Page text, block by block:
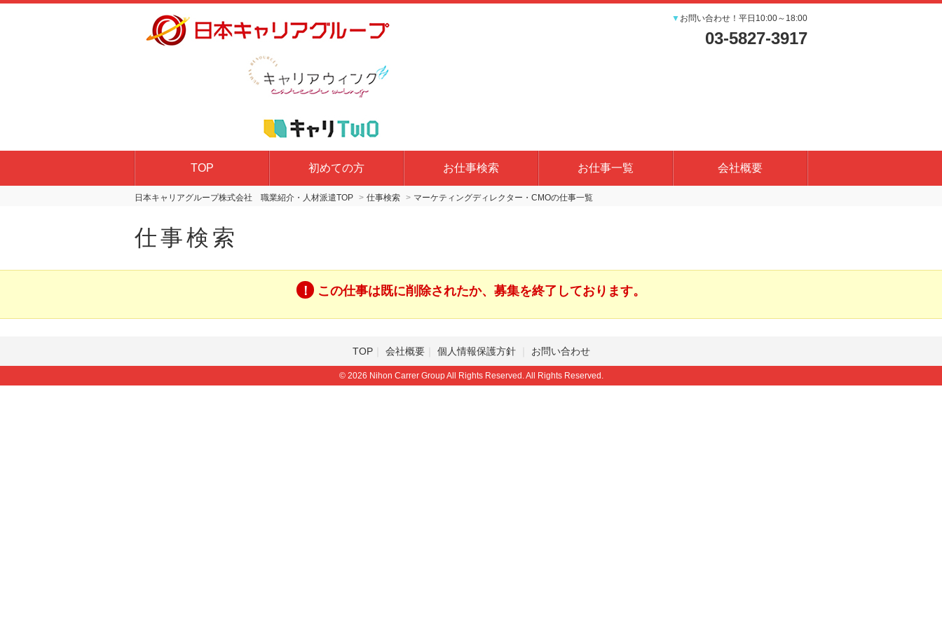
▼ お問い合わせ！平日10:00～18:00
03-5827-3917
TOP 初めての方 お仕事検索 お仕事一覧 会社概要
日本キャリアグループ株式会社 職業紹介・人材派遣TOP 仕事検索 マーケティングディレクター・CMOの仕事一覧
仕事検索
この仕事は既に削除されたか、募集を終了しております。
TOP 会社概要 個人情報保護方針 お問い合わせ
© 2026 Nihon Carrer Group All Rights Reserved. All Rights Reserved.